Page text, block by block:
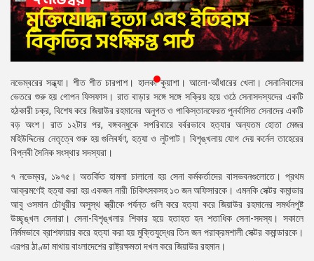
উন্নয়নের
বাংলাদেশ
নিউজলেটার
রিলিজ
প্রকাশনা
গ্যালারি
বিএনপি-
জামায়াত
সহিংসতা
সংগঠন
নভেম্বরের সন্ধ্যা। শীত শীত চারপাশ। হালকা কুয়াশা। আলো-আঁধারের খেলা। সেনানিবাসের
ভেতরে শুরু হয় গোপন ফিসফাস। রাত বাড়ার সঙ্গে সঙ্গে সক্রিয় হয়ে ওঠে সেনাসদস্যদের একটি
হঠকারী চক্র, বিশেষ করে জিয়াউর রহমানের অনুগত ও পাকিস্তানফেরত পুনর্বাসিত সেনাদের একটি
বড় অংশ। রাত ১২টার পর, বঙ্গবন্ধুকে সপরিবারে বর্বরভাবে হত্যার অন্যতম হোতা মেজর
মহিউদ্দিনের নেতৃত্বে শুরু হয় গুলিবর্ষণ, হত্যা ও লুটপাট। বিশৃঙ্খলায় যোগ দেয় কর্নেল তাহেরের
বিপ্লবী সৈনিক সংস্থার সদস্যরা।
৭ নভেম্বর, ১৯৭৫। অতর্কিত হামলা চালানো হয় সেনা কর্মকর্তাদের বাসভবনগুলোতে। প্রথম
আক্রমণেই হত্যা করা হয় একজন নারী চিকিৎসকসহ ১৩ জন অফিসারকে। এমনকি সেক্টর কমান্ডার
আবু ওসমান চৌধুরীর অসুস্থ স্ত্রীকে পর্যন্ত গুলি করে হত্যা করে জিয়াউর রহমানের সমর্থনপুষ্ট
উচ্ছৃঙ্খল সেনারা। সেনা-বিশৃঙ্খলার শিকার হয়ে হতাহত হন শতাধিক সেনা-সদস্য। সকালে
নির্মমভাবে ব্রাশফায়ার করে হত্যা করা হয় মুক্তিযুদ্ধের তিন জন পরাক্রমশালী সেক্টর কমান্ডারকে।
এরপর ঠাণ্ডা মাথায় বাংলাদেশের রাষ্ট্রক্ষমতা দখল করে জিয়াউর রহমান।